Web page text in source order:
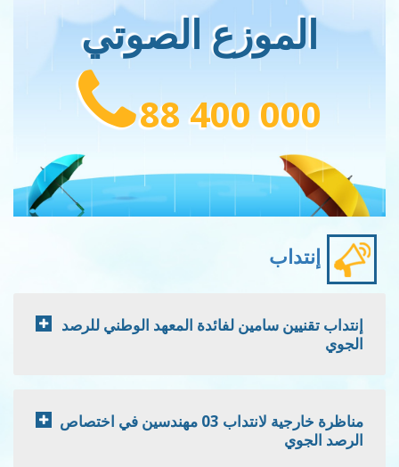
الموزع الصوتي
88 400 000
إنتداب
إنتداب تقنيين سامين لفائدة المعهد الوطني للرصد
الجوي
مناظرة خارجية لانتداب 03 مهندسين في اختصاص
الرصد الجوي